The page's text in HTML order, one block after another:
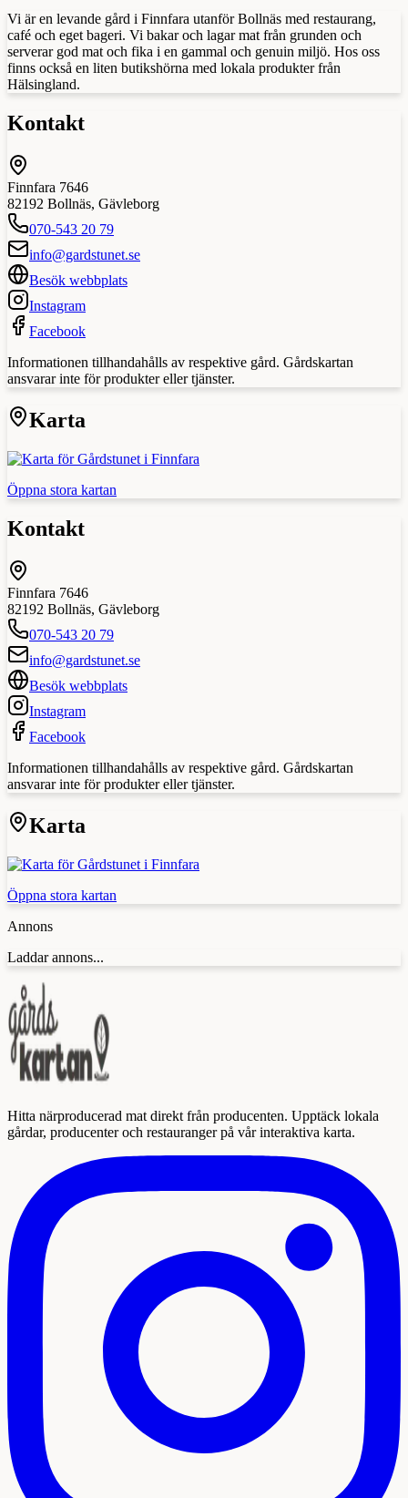
Vi är en levande gård i Finnfara utanför Bollnäs med restaurang,
café och eget bageri. Vi bakar och lagar mat från grunden och
serverar god mat och fika i en gammal och genuin miljö. Hos oss
finns också en liten butikshörna med lokala produkter från
Hälsingland.
Kontakt
Finnfara 7646
82192 Bollnäs, Gävleborg
070-543 20 79
info@gardstunet.se
Besök webbplats
Instagram
Facebook
Informationen tillhandahålls av respektive gård. Gårdskartan
ansvarar inte för produkter eller tjänster.
Karta
Öppna stora kartan
Kontakt
Finnfara 7646
82192 Bollnäs, Gävleborg
070-543 20 79
info@gardstunet.se
Besök webbplats
Instagram
Facebook
Informationen tillhandahålls av respektive gård. Gårdskartan
ansvarar inte för produkter eller tjänster.
Karta
Öppna stora kartan
Annons
Laddar annons...
Hitta närproducerad mat direkt från producenten. Upptäck lokala
gårdar, producenter och restauranger på vår interaktiva karta.